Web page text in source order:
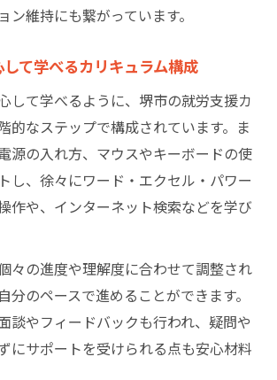
ン維持にも繋がっています。
て学べるカリキュラム構成
して学べるように、堺市の就労支援カ
的なステップで構成されています。ま
源の入れ方、マウスやキーボードの使
し、徐々にワード・エクセル・パワー
作や、インターネット検索などを学び
々の進度や理解度に合わせて調整され
分のペースで進めることができます。
談やフィードバックも行われ、疑問や
にサポートを受けられる点も安心材料